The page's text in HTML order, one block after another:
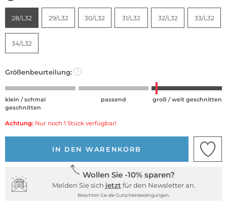
28/L32 29/L32 30/L32 31/L32 32/L32 33/L32
34/L32
Größenbeurteilung: ?
klein / schmal
geschnitten
passend groß / weit geschnitten
Achtung: Nur noch 1 Stück verfügbar!
IN DEN WARENKORB
Wollen Sie -10% sparen?
Melden Sie sich jetzt für den Newsletter an.
Beachten Sie die Gutscheinbedingungen.